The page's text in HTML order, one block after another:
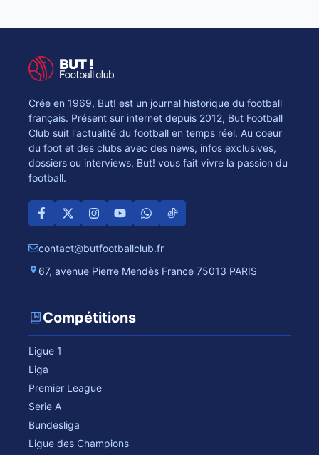
Crée en 1969, But! est un journal historique du football
français. Présent sur internet depuis 2012, But Football
Club suit l'actualité du football en temps réel. Au coeur
du foot et des clubs avec des news, infos exclusives,
dossiers ou interviews, But! vous fait vivre la passion du
football.
contact@butfootballclub.fr
67, avenue Pierre Mendès France 75013 PARIS
Compétitions
Ligue 1
Liga
Premier League
Serie A
Bundesliga
Ligue des Champions